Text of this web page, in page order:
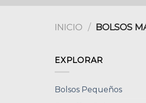
INICIO / BOLSOS
EXPLORAR
Bolsos Pequeños